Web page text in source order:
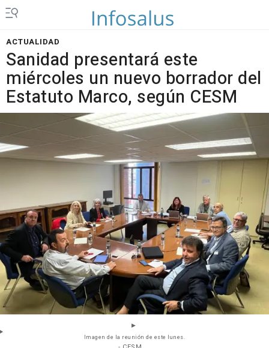
ACTUALIDAD
Sanidad presentará este
miércoles un nuevo borrador del
Estatuto Marco, según CESM
Imagen de la reunión de este lunes.